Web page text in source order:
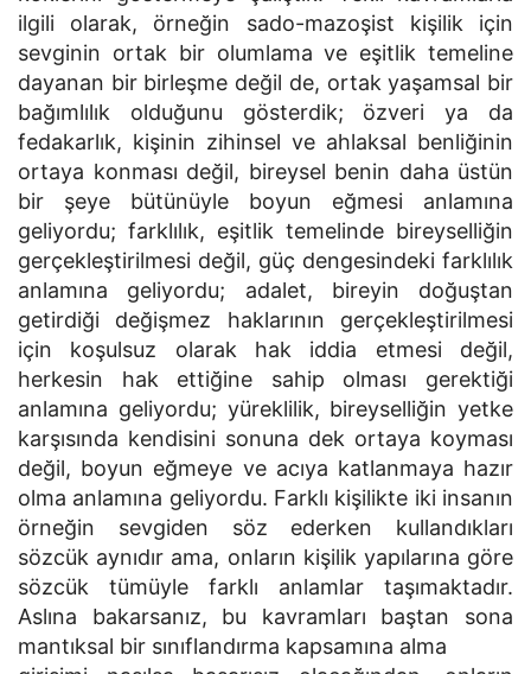
ilgili olarak, örneğin sado-mazoşist kişilik için
sevginin ortak bir olumlama ve eşitlik temeline
dayanan bir birleşme değil de, ortak yaşamsal bir
bağımlılık olduğunu gösterdik; özveri ya da
fedakarlık, kişinin zihinsel ve ahlaksal benliğinin
ortaya konması değil, bireysel benin daha üstün
bir şeye bütünüyle boyun eğmesi anlamına
geliyordu; farklılık, eşitlik temelinde bireyselliğin
gerçekleştirilmesi değil, güç dengesindeki farklılık
anlamına geliyordu; adalet, bireyin doğuştan
getirdiği değişmez haklarının gerçekleştirilmesi
için koşulsuz olarak hak iddia etmesi değil,
herkesin hak ettiğine sahip olması gerektiği
anlamına geliyordu; yüreklilik, bireyselliğin yetke
karşısında kendisini sonuna dek ortaya koyması
değil, boyun eğmeye ve acıya katlanmaya hazır
olma anlamına geliyordu. Farklı kişilikte iki insanın
örneğin sevgiden söz ederken kullandıkları
sözcük aynıdır ama, onların kişilik yapılarına göre
sözcük tümüyle farklı anlamlar taşımaktadır.
Aslına bakarsanız, bu kavramları baştan sona
mantıksal bir sınıflandırma kapsamına alma